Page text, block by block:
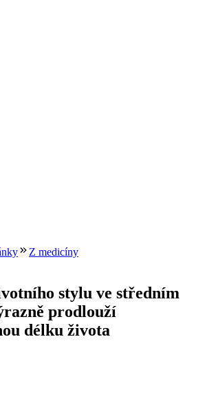
Z medicíny
stylu ve středním
prodlouží
délku života